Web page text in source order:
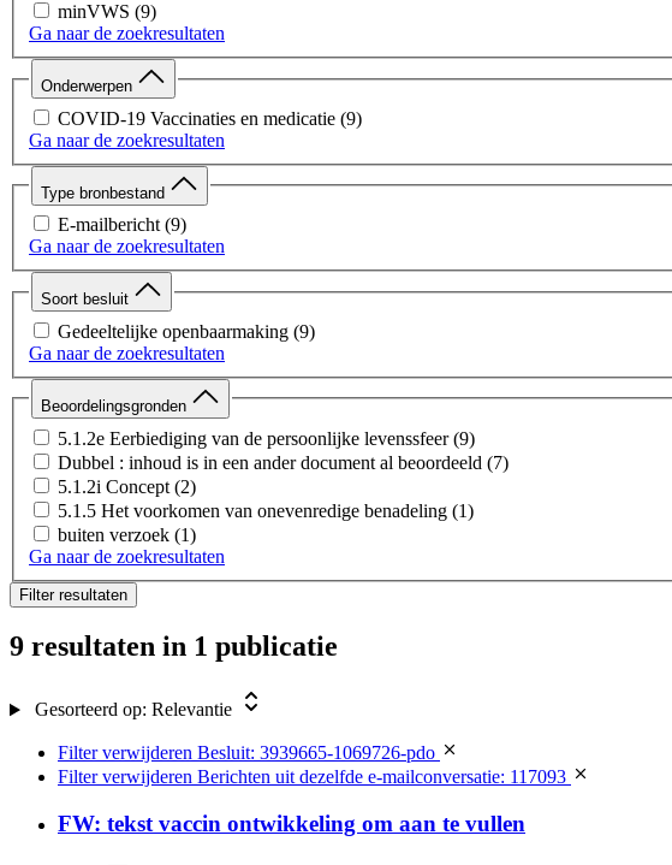
minVWS (9)
Ga naar de zoekresultaten
Onderwerpen
COVID-19 Vaccinaties en medicatie (9)
Ga naar de zoekresultaten
Type bronbestand
E-mailbericht (9)
Ga naar de zoekresultaten
Soort besluit
Gedeeltelijke openbaarmaking (9)
Ga naar de zoekresultaten
Beoordelingsgronden
5.1.2e Eerbiediging van de persoonlijke levenssfeer (9)
Dubbel : inhoud is in een ander document al beoordeeld (7)
5.1.2i Concept (2)
5.1.5 Het voorkomen van onevenredige benadeling (1)
buiten verzoek (1)
Ga naar de zoekresultaten
Filter resultaten
9 resultaten in 1 publicatie
Gesorteerd op: Relevantie
Filter verwijderen Besluit: 3939665-1069726-pdo
Filter verwijderen Berichten uit dezelfde e-mailconversatie: 117093
FW: tekst vaccin ontwikkeling om aan te vullen